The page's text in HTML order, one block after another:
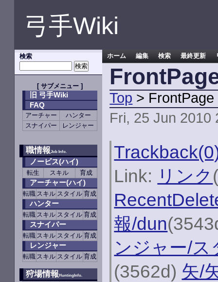
弓手Wiki
検索
[ サブメニュー]
旧 弓手Wiki
FAQ
アーチャー
ハンター
スナイパー
レンジャー
職情報Job Info.
ノービス(ハイ)
転生 スキル 育成
アーチャー(ハイ)
転職 スキル スタイル 育成
ハンター
転職 スキル スタイル 育成
スナイパー
転職 スキル スタイル 育成
レンジャー
転職 スキル スタイル 育成
狩場情報HuntingInfo.
ホーム 編集 検索 最終更新
Top > FrontPage
Fri, 25 Jun 2010
Link: リンク
報/dun
ンジャー/ス
(3562d) 矢/